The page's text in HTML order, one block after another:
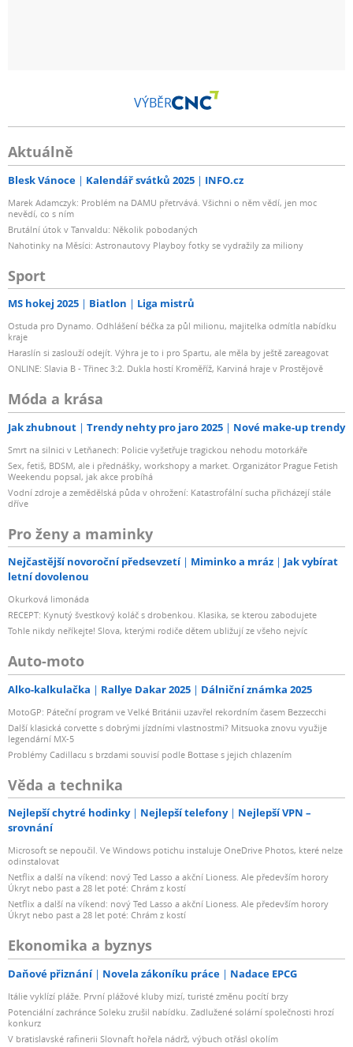
VÝBĚR
Aktuálně
Blesk Vánoce Kalendář svátků 2025 INFO.cz
Marek Adamczyk: Problém na DAMU přetrvává. Všichni o něm vědí, jen moc
nevědí, co s ním
Brutální útok v Tanvaldu: Několik pobodaných
Nahotinky na Měsíci: Astronautovy Playboy fotky se vydražily za miliony
Sport
MS hokej 2025 Biatlon Liga mistrů
Ostuda pro Dynamo. Odhlášení béčka za půl milionu, majitelka odmítla nabídku
kraje
Haraslín si zaslouží odejít. Výhra je to i pro Spartu, ale měla by ještě zareagovat
ONLINE: Slavia B - Třinec 3:2. Dukla hostí Kroměříž, Karviná hraje v Prostějově
Móda a krása
Jak zhubnout Trendy nehty pro jaro 2025 Nové make-up trendy
Smrt na silnici v Letňanech: Policie vyšetřuje tragickou nehodu motorkáře
Sex, fetiš, BDSM, ale i přednášky, workshopy a market. Organizátor Prague Fetish
Weekendu popsal, jak akce probíhá
Vodní zdroje a zemědělská půda v ohrožení: Katastrofální sucha přicházejí stále
dříve
Pro ženy a maminky
Nejčastější novoroční předsevzetí Miminko a mráz
Jak vybírat
letní dovolenou
Okurková limonáda
RECEPT: Kynutý švestkový koláč s drobenkou. Klasika, se kterou zabodujete
Tohle nikdy neříkejte! Slova, kterými rodiče dětem ubližují ze všeho nejvíc
Auto-moto
Alko-kalkulačka Rallye Dakar 2025 Dálniční známka 2025
MotoGP: Páteční program ve Velké Británii uzavřel rekordním časem Bezzecchi
Další klasická corvette s dobrými jízdními vlastnostmi? Mitsuoka znovu využije
legendární MX-5
Problémy Cadillacu s brzdami souvisí podle Bottase s jejich chlazením
Věda a technika
Nejlepší chytré hodinky Nejlepší telefony
Nejlepší VPN –
srovnání
Microsoft se nepoučil. Ve Windows potichu instaluje OneDrive Photos, které nelze
odinstalovat
Netflix a další na víkend: nový Ted Lasso a akční Lioness. Ale především horory
Úkryt nebo past a 28 let poté: Chrám z kostí
Netflix a další na víkend: nový Ted Lasso a akční Lioness. Ale především horory
Úkryt nebo past a 28 let poté: Chrám z kostí
Ekonomika a byznys
Daňové přiznání Novela zákoníku práce Nadace EPCG
Itálie vyklízí pláže. První plážové kluby mizí, turisté změnu pocítí brzy
Potenciální zachránce Soleku zrušil nabídku. Zadlužené solární společnosti hrozí
konkurz
V bratislavské rafinerii Slovnaft hořela nádrž, výbuch otřásl okolím